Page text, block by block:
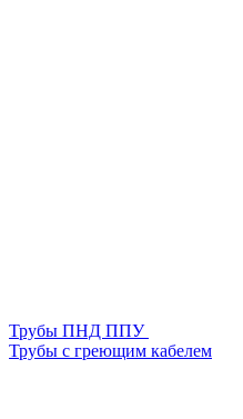
Трубы ПНД ППУ
Трубы с греющим кабелем